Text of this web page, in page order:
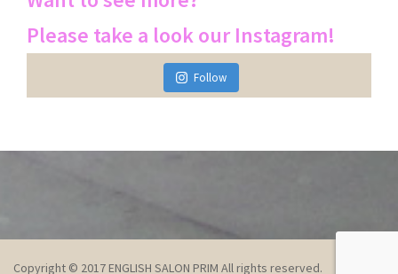
Please take a look our Instagram!
Follow
Copyright © 2017 ENGLISH SALON PRIM All rights reserved.